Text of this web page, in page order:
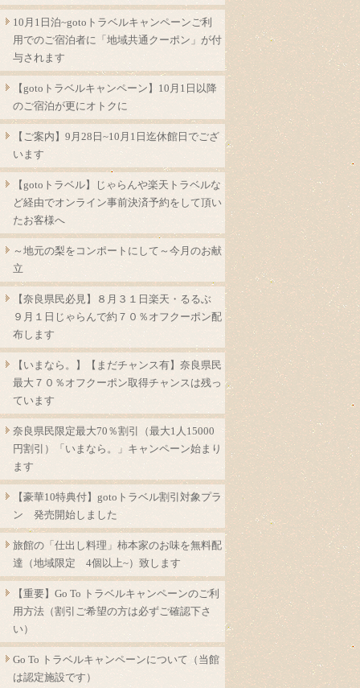
10月1日泊~gotoトラベルキャンペーンご利
用でのご宿泊者に「地域共通クーポン」が付
与されます
【gotoトラベルキャンペーン】10月1日以降
のご宿泊が更にオトクに
【ご案内】9月28日~10月1日迄休館日でござ
います
【gotoトラベル】じゃらんや楽天トラベルな
ど経由でオンライン事前決済予約をして頂い
たお客様へ
～地元の梨をコンポートにして～今月のお献
立
【奈良県民必見】８月３１日楽天・るるぶ
９月１日じゃらんで約７０％オフクーポン配
布します
【いまなら。】【まだチャンス有】奈良県民
最大７０％オフクーポン取得チャンスは残っ
ています
奈良県民限定最大70％割引（最大1人15000
円割引）「いまなら。」キャンペーン始まり
ます
【豪華10特典付】gotoトラベル割引対象プラ
ン 発売開始しました
旅館の「仕出し料理」柿本家のお味を無料配
達（地域限定 4個以上~）致します
【重要】Go To トラベルキャンペーンのご利
用方法（割引ご希望の方は必ずご確認下さ
い）
Go To トラベルキャンペーンについて（当館
は認定施設です）